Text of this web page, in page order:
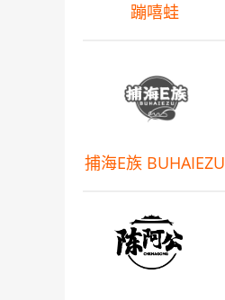
蹦嘻蛙
捕海E族 BUHAIEZU